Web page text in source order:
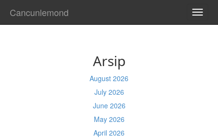
Cancunlemond
Arsip
August 2026
July 2026
June 2026
May 2026
April 2026